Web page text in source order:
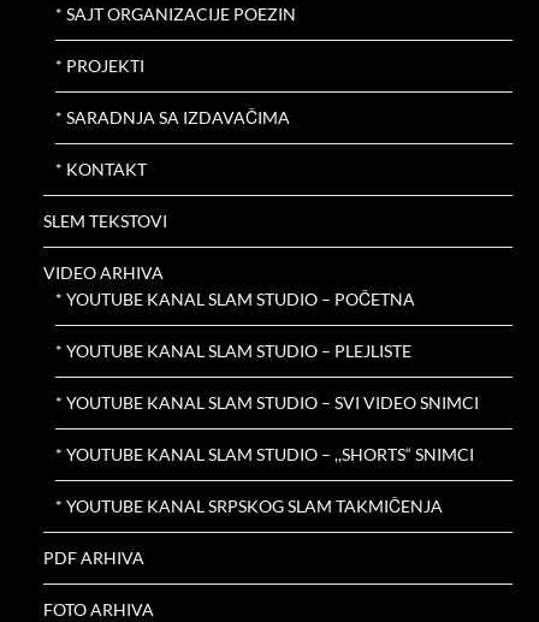
* SAJT ORGANIZACIJE POEZIN
* PROJEKTI
* SARADNJA SA IZDAVAČIMA
* KONTAKT
SLEM TEKSTOVI
VIDEO ARHIVA
* YOUTUBE KANAL SLAM STUDIO – POČETNA
* YOUTUBE KANAL SLAM STUDIO – PLEJLISTE
* YOUTUBE KANAL SLAM STUDIO – SVI VIDEO SNIMCI
* YOUTUBE KANAL SLAM STUDIO – ,,SHORTS“ SNIMCI
* YOUTUBE KANAL SRPSKOG SLAM TAKMIČENJA
PDF ARHIVA
FOTO ARHIVA